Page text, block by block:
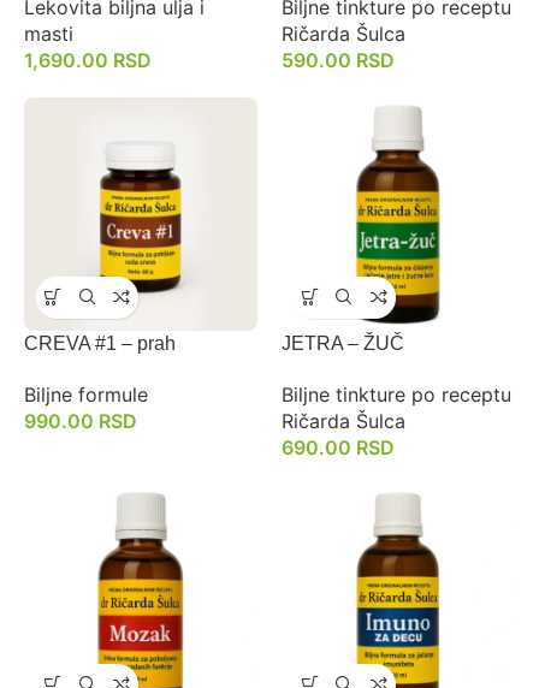
Lekovita biljna ulja i
masti
1,690.00 RSD
Biljne tinkture po receptu
Ričarda Šulca
590.00 RSD
CREVA #1 – prah
Biljne formule
990.00 RSD
JETRA – ŽUČ
Biljne tinkture po receptu
Ričarda Šulca
690.00 RSD